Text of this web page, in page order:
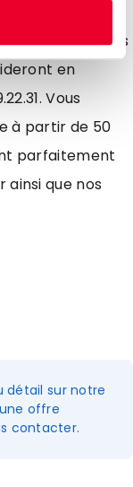
Appelez-
par e-mail. Nos
en
Vous
à partir de 50
parfaitement
que nos
détail sur notre
offre
contacter.